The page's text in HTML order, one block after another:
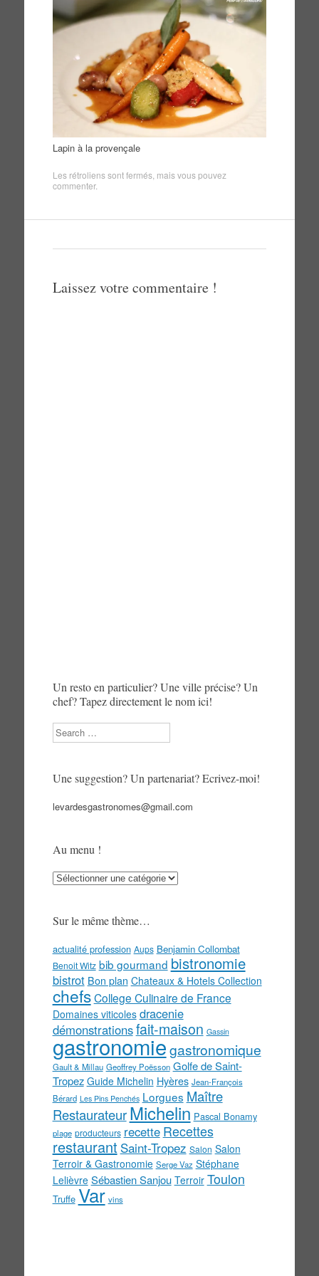
Lapin à la provençale
Les rétroliens sont fermés, mais vous pouvez
commenter.
Laissez votre commentaire !
Un resto en particulier? Une ville précise? Un
chef? Tapez directement le nom ici!
Search
Une suggestion? Un partenariat? Ecrivez-moi!
levardesgastronomes@gmail.com
Au menu !
Au
Sur le même thème…
actualité profession Aups Benjamin Collombat
Benoit Witz bib gourmand bistronomie
bistrot Bon plan Chateaux & Hotels Collection
chefs College Culinaire de France
Domaines viticoles dracenie
démonstrationsfait-maison Gassin
gastronomiegastronomique
Gault & Millau Geoffrey Poësson Golfe de Saint-
Tropez Guide Michelin Hyères Jean-François
Bérard Les Pins Penchés Lorgues Maître
Restaurateur Michelin Pascal Bonamy
plage producteurs recette Recettes
restaurant Saint-Tropez Salon Salon
Terroir & Gastronomie Serge Vaz Stéphane
Lelièvre Sébastien Sanjou Terroir Toulon
Truffe Var vins